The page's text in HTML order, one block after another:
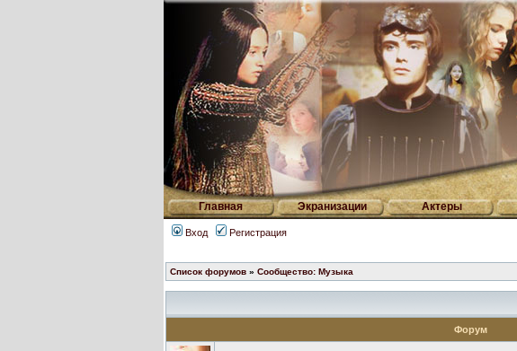
Главная Экранизации Актеры
Вход Регистрация
Список форумов » Сообщество: Музыка
Форум